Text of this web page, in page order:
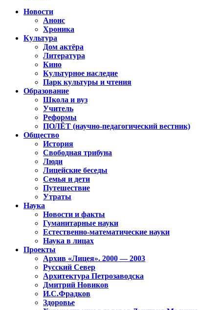
Новости
Анонс
Хроника
Культура
Дом актёра
Литература
Кино
Культурное наследие
Парк культуры и чтения
Образование
Школа и вуз
Учитель
Реформы
ПОЛЁТ (научно-педагогический вестник)
Общество
История
Свободная трибуна
Люди
Лицейские беседы
Семья и дети
Путешествие
Утраты
Наука
Новости и факты
Гуманитарные науки
Естественно-математические науки
Наука в лицах
Проекты
Архив «Лицея». 2000 — 2003
Русский Север
Архитектура Петрозаводска
Дмитрий Новиков
И.С.Фрадков
Здоровье